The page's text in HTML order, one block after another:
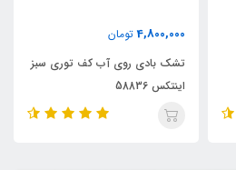
4,800,000 تومان
تشک بادی روی آب کف توری سبز
اینتکس 58836